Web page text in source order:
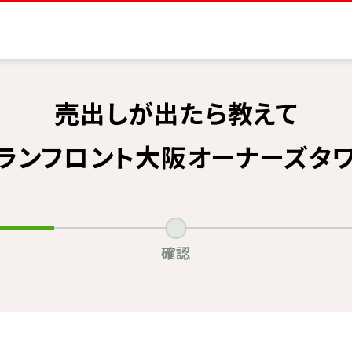
売出しが出たら教えて
ンフロント大阪オーナーズタ
確認